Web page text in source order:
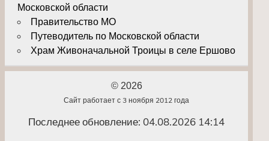
Московской области
Правительство МО
Путеводитель по Московской области
Храм Живоначальной Троицы в селе Ершово
© 2026
Сайт работает с 3 ноября 2012 года
Последнее обновление: 04.08.2026 14:14